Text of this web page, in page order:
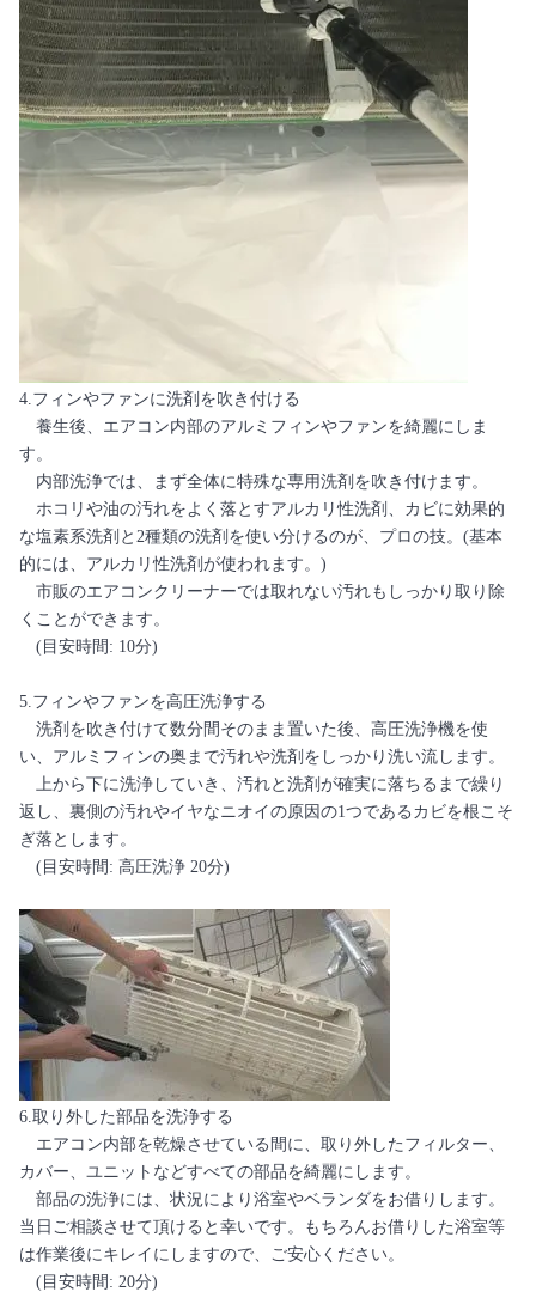
4.フィンやファンに洗剤を吹き付ける
養生後、エアコン内部のアルミフィンやファンを綺麗にしま
す。
内部洗浄では、まず全体に特殊な専用洗剤を吹き付けます。
ホコリや油の汚れをよく落とすアルカリ性洗剤、カビに効果的
な塩素系洗剤と2種類の洗剤を使い分けるのが、プロの技。(基本
的には、アルカリ性洗剤が使われます。)
市販のエアコンクリーナーでは取れない汚れもしっかり取り除
くことができます。
(目安時間: 10分)
5.フィンやファンを高圧洗浄する
洗剤を吹き付けて数分間そのまま置いた後、高圧洗浄機を使
い、アルミフィンの奥まで汚れや洗剤をしっかり洗い流します。
上から下に洗浄していき、汚れと洗剤が確実に落ちるまで繰り
返し、裏側の汚れやイヤなニオイの原因の1つであるカビを根こそ
ぎ落とします。
(目安時間: 高圧洗浄 20分)
6.取り外した部品を洗浄する
エアコン内部を乾燥させている間に、取り外したフィルター、
カバー、ユニットなどすべての部品を綺麗にします。
部品の洗浄には、状況により浴室やベランダをお借りします。
当日ご相談させて頂けると幸いです。もちろんお借りした浴室等
は作業後にキレイにしますので、ご安心ください。
(目安時間: 20分)